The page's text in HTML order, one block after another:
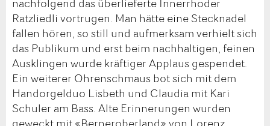
Ratzliedli vortrugen. Man hätte eine Stecknadel
fallen hören, so still und aufmerksam verhielt sich
das Publikum und erst beim nachhaltigen, feinen
Ausklingen wurde kräftiger Applaus gespendet.
Ein weiterer Ohrenschmaus bot sich mit dem
Handorgelduo Lisbeth und Claudia mit Kari
Schuler am Bass. Alte Erinnerungen wurden
geweckt mit «Berneroberland» von Lorenz